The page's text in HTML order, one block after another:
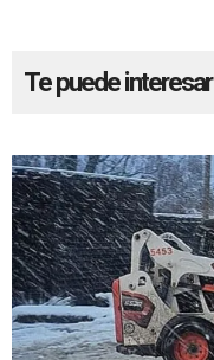
Te puede interesar